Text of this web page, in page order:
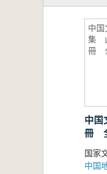
中
集
冊
中
冊
国家
中国